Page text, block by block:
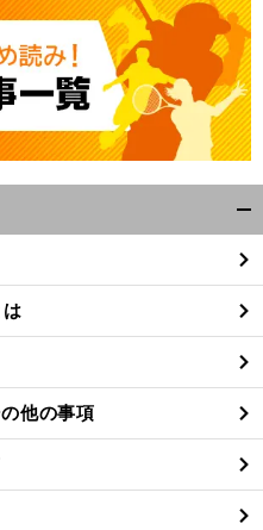
閉
る
他の事項